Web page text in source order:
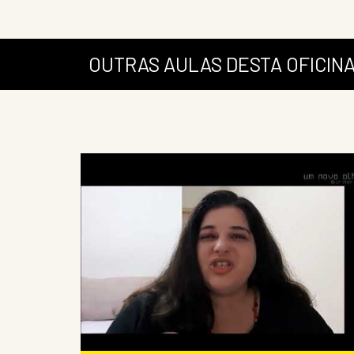
OUTRAS AULAS DESTA